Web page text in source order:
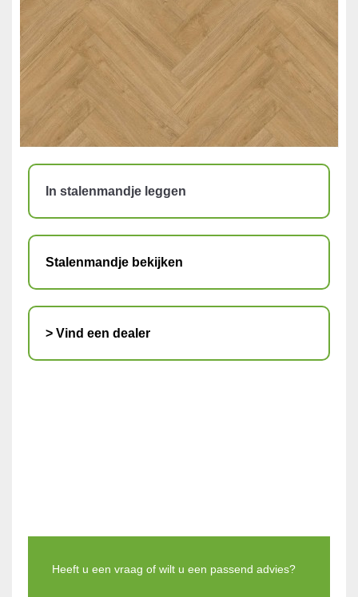
In stalenmandje leggen
Stalenmandje bekijken
> Vind een dealer
Heeft u een vraag of wilt u een passend advies?